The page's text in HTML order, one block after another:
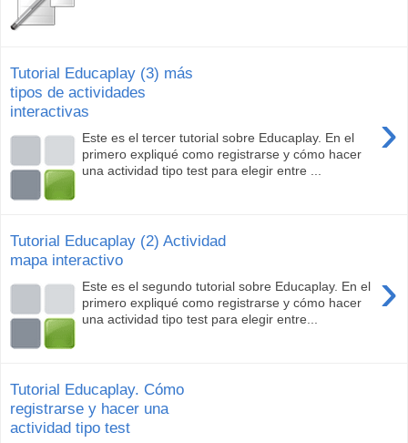
Tutorial Educaplay (3) más
tipos de actividades
interactivas
›
Este es el tercer tutorial sobre Educaplay. En el
primero expliqué como registrarse y cómo hacer
una actividad tipo test para elegir entre ...
Tutorial Educaplay (2) Actividad
mapa interactivo
›
Este es el segundo tutorial sobre Educaplay. En el
primero expliqué como registrarse y cómo hacer
una actividad tipo test para elegir entre...
Tutorial Educaplay. Cómo
registrarse y hacer una
actividad tipo test